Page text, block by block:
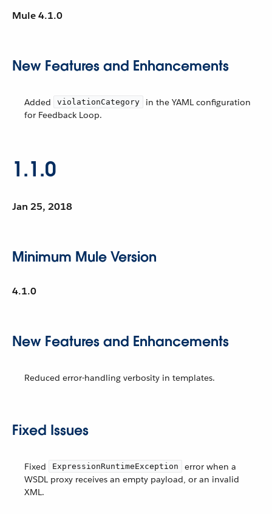
Mule 4.1.0
New Features and Enhancements
Added violationCategory
in the YAML configuration
for Feedback Loop.
1.1.0
Jan 25, 2018
Minimum Mule Version
4.1.0
New Features and Enhancements
Reduced error-handling verbosity in templates.
Fixed Issues
Fixed ExpressionRuntimeException
error when a
WSDL proxy receives an empty payload, or an invalid
XML.